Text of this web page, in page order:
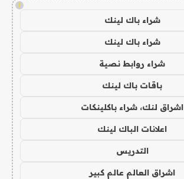
!
شراء باك لينك
شراء باك لينك
شراء روابط نصية
باقات باك لينك
اشراق لنك، شراء باكلينكات
اعلانات الباك لينك
التدريس
اشراق العالم عالم كبير